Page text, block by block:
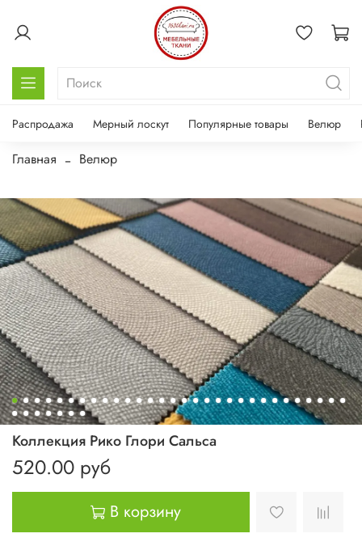
Распродажа Мерный лоскут Популярные товары Велюр
Главная Велюр
Коллекция Рико Глори Сальса
520.00 руб
В корзину